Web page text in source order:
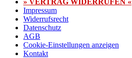
Impressum
Widerrufsrecht
Datenschutz
AGB
Cookie-Einstellungen anzeigen
Kontakt